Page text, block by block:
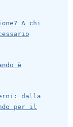
A chi
è
dalla
per il